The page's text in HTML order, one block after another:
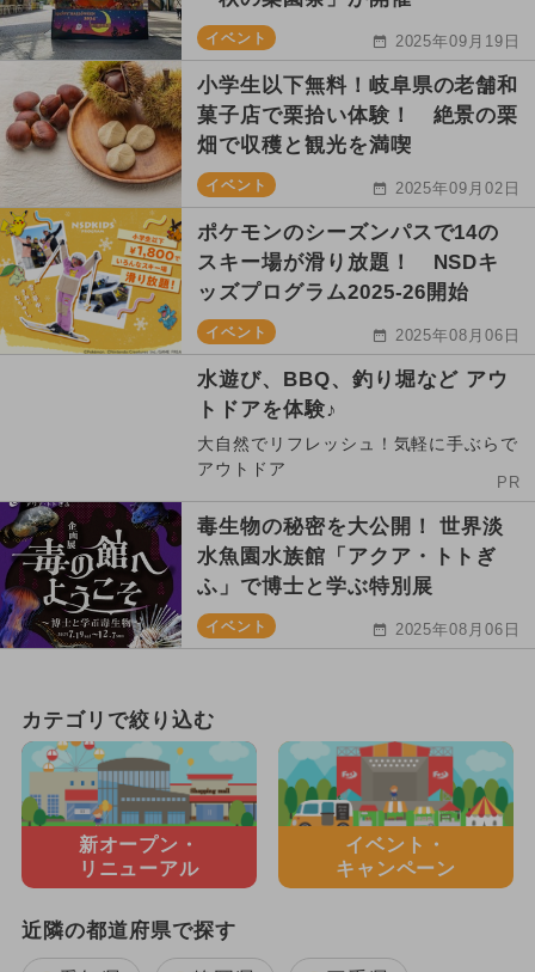
イベント 2025年09月19日
小学生以下無料！岐阜県の老舗和
菓子店で栗拾い体験！ 絶景の栗
畑で収穫と観光を満喫
イベント 2025年09月02日
ポケモンのシーズンパスで14の
スキー場が滑り放題！ NSDキ
ッズプログラム2025-26開始
イベント 2025年08月06日
水遊び、BBQ、釣り堀など アウ
トドアを体験♪
大自然でリフレッシュ！気軽に手ぶらで
アウトドア
PR
毒生物の秘密を大公開！ 世界淡
水魚園水族館「アクア・トトぎ
ふ」で博士と学ぶ特別展
イベント 2025年08月06日
カテゴリで絞り込む
新オープン・
リニューアル
イベント・
キャンペーン
近隣の都道府県で探す